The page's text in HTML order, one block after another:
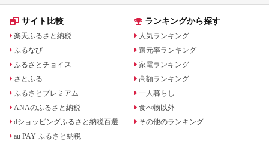
サイト比較
楽天ふるさと納税
ふるなび
ふるさとチョイス
さとふる
ふるさとプレミアム
ANAのふるさと納税
dショッピングふるさと納税百選
au PAY ふるさと納税
ランキングから探す
人気ランキング
還元率ランキング
家電ランキング
高額ランキング
一人暮らし
食べ物以外
その他のランキング